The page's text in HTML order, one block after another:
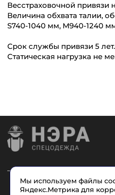
Весстраховочной привязи
Величина обхвата талии,
S740-1040 мм, M940-1240
Срок службы привязи 5 лет.
Статическая нагрузка не
Каталог Услуги О
Мы используем файлы
Яндекс.Метрика для